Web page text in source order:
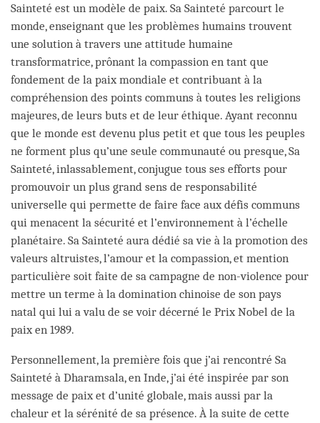
Sainteté est un modèle de paix. Sa Sainteté parcourt le
monde, enseignant que les problèmes humains trouvent
une solution à travers une attitude humaine
transformatrice, prônant la compassion en tant que
fondement de la paix mondiale et contribuant à la
compréhension des points communs à toutes les religions
majeures, de leurs buts et de leur éthique. Ayant reconnu
que le monde est devenu plus petit et que tous les peuples
ne forment plus qu’une seule communauté ou presque, Sa
Sainteté, inlassablement, conjugue tous ses efforts pour
promouvoir un plus grand sens de responsabilité
universelle qui permette de faire face aux défis communs
qui menacent la sécurité et l’environnement à l’échelle
planétaire. Sa Sainteté aura dédié sa vie à la promotion des
valeurs altruistes, l’amour et la compassion, et mention
particulière soit faite de sa campagne de non-violence pour
mettre un terme à la domination chinoise de son pays
natal qui lui a valu de se voir décerné le Prix Nobel de la
paix en 1989.
Personnellement, la première fois que j’ai rencontré Sa
Sainteté à Dharamsala, en Inde, j’ai été inspirée par son
message de paix et d’unité globale, mais aussi par la
chaleur et la sérénité de sa présence. À la suite de cette